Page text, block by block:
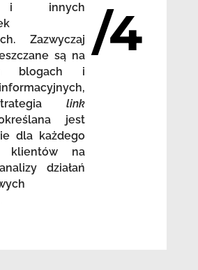
i innych
Zazwyczaj
są na
blogach i
link
jest
dla każdego
klientów na
działań
/4